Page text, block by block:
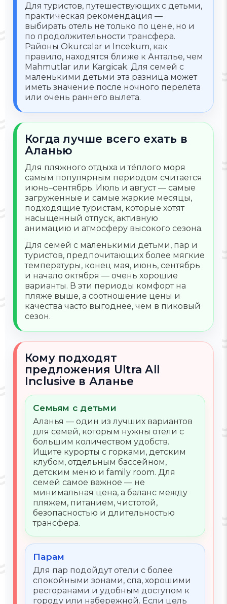
Для туристов, путешествующих с детьми,
практическая рекомендация —
выбирать отель не только по цене, но и
по продолжительности трансфера.
Районы Okurcalar и Incekum, как
правило, находятся ближе к Анталье, чем
Mahmutlar или Kargicak. Для семей с
маленькими детьми эта разница может
иметь значение после ночного перелёта
или очень раннего вылета.
Когда лучше всего ехать в
Аланью
Для пляжного отдыха и тёплого моря
самым популярным периодом считается
июнь–сентябрь. Июль и август — самые
загруженные и самые жаркие месяцы,
подходящие туристам, которые хотят
насыщенный отпуск, активную
анимацию и атмосферу высокого сезона.
Для семей с маленькими детьми, пар и
туристов, предпочитающих более мягкие
температуры, конец мая, июнь, сентябрь
и начало октября — очень хорошие
варианты. В эти периоды комфорт на
пляже выше, а соотношение цены и
качества часто выгоднее, чем в пиковый
сезон.
Кому подходят
предложения Ultra All
Inclusive в Аланье
Семьям с детьми
Аланья — один из лучших вариантов
для семей, которым нужны отели с
большим количеством удобств.
Ищите курорты с горками, детским
клубом, отдельным бассейном,
детским меню и family room. Для
семей самое важное — не
минимальная цена, а баланс между
пляжем, питанием, чистотой,
безопасностью и длительностью
трансфера.
Парам
Для пар подойдут отели с более
спокойными зонами, спа, хорошими
ресторанами и удобным доступом к
городу или набережной. Если цель